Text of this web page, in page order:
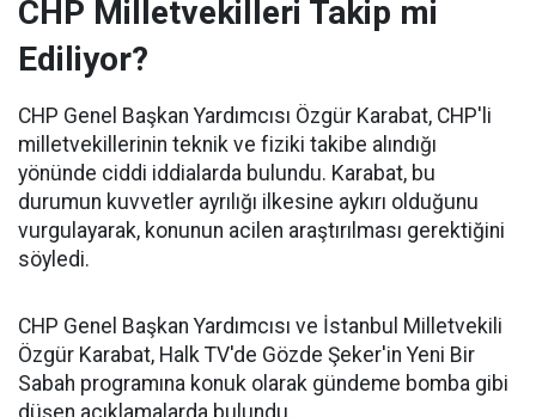
CHP Milletvekilleri Takip mi
Ediliyor?
CHP Genel Başkan Yardımcısı Özgür Karabat, CHP'li
milletvekillerinin teknik ve fiziki takibe alındığı
yönünde ciddi iddialarda bulundu. Karabat, bu
durumun kuvvetler ayrılığı ilkesine aykırı olduğunu
vurgulayarak, konunun acilen araştırılması gerektiğini
söyledi.
CHP Genel Başkan Yardımcısı ve İstanbul Milletvekili
Özgür Karabat, Halk TV'de Gözde Şeker'in Yeni Bir
Sabah programına konuk olarak gündeme bomba gibi
düşen açıklamalarda bulundu.